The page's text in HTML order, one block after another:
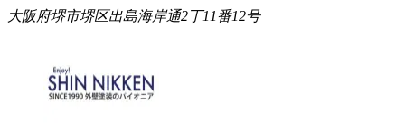
大阪府堺市堺区出島海岸通2丁11番12号